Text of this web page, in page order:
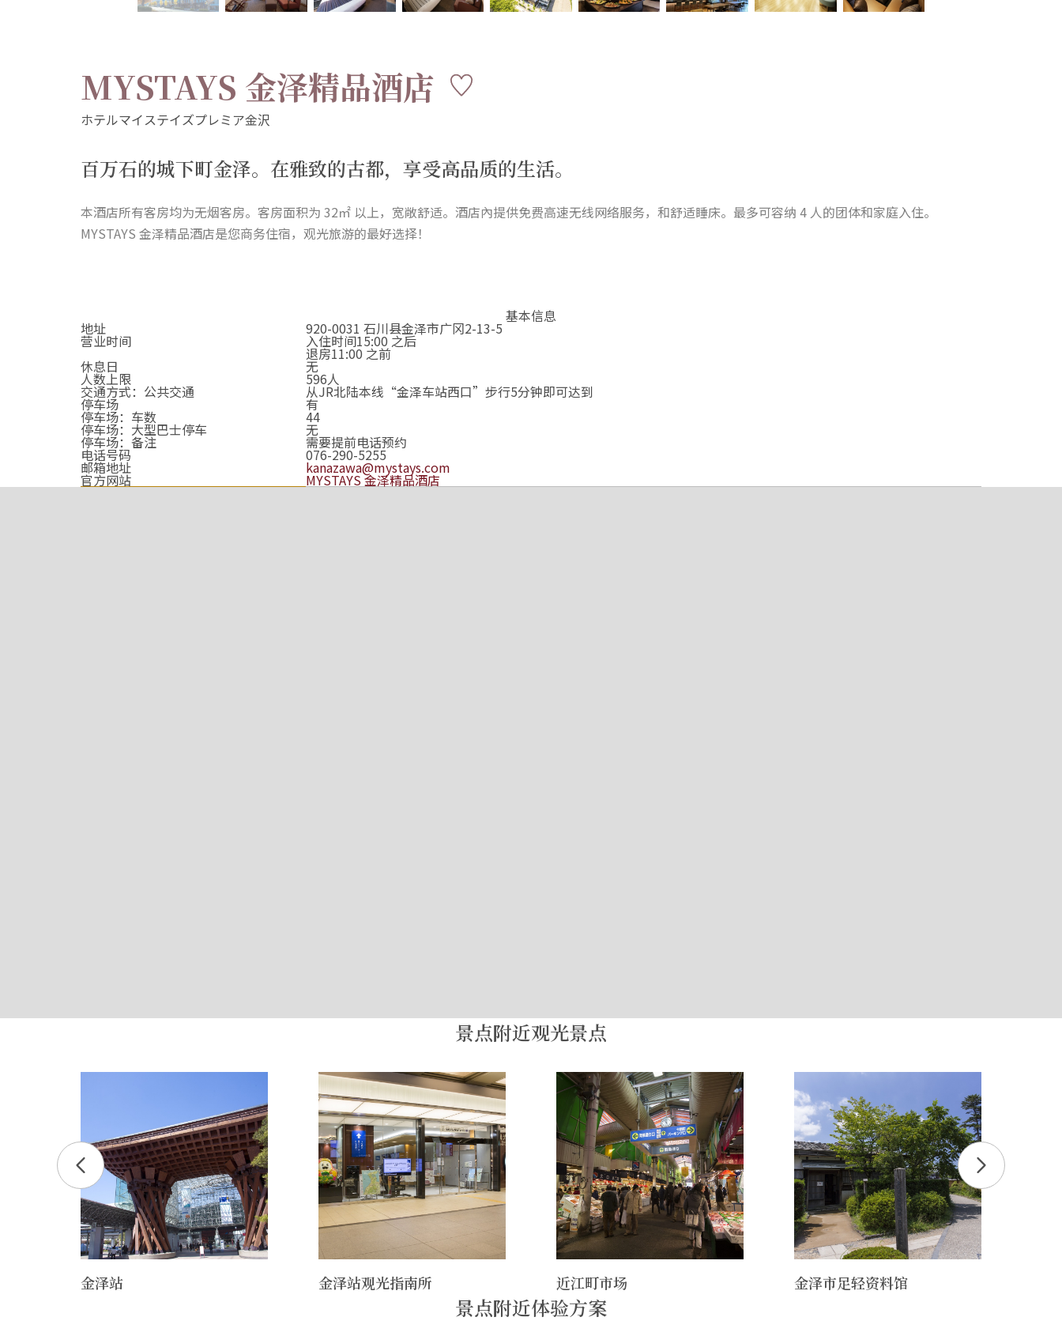
MYSTAYS 金泽精品酒店
百万石的城下町金泽。在雅致的古都，享受高品质的生活。
本酒店所有客房均为无烟客房。客房面积为 32㎡ 以上，宽敞舒适。酒店內提供免费高速无线网络服务，和舒适睡床。最多可容纳 4 人的团体和家庭入住。
MYSTAYS 金泽精品酒店是您商务住宿，观光旅游的最好选择！
基本信息
地址 920-0031 石川县金泽市广冈2-13-5
营业时间 入住时间15:00 之后
退房11:00 之前
休息日 无
人数上限 596人
交通方式：公共交通 从JR北陆本线“金泽车站西口”步行5分钟即可达到
停车场 有
停车场：车数 44
停车场：大型巴士停车 无
停车场：备注 需要提前电话预约
电话号码 076-290-5255
邮箱地址 kanazawa@mystays.com
官方网站 MYSTAYS 金泽精品酒店
景点附近观光景点
金泽站 金泽站观光指南所 近江町市场 金泽市足轻资料馆
景点附近体验方案